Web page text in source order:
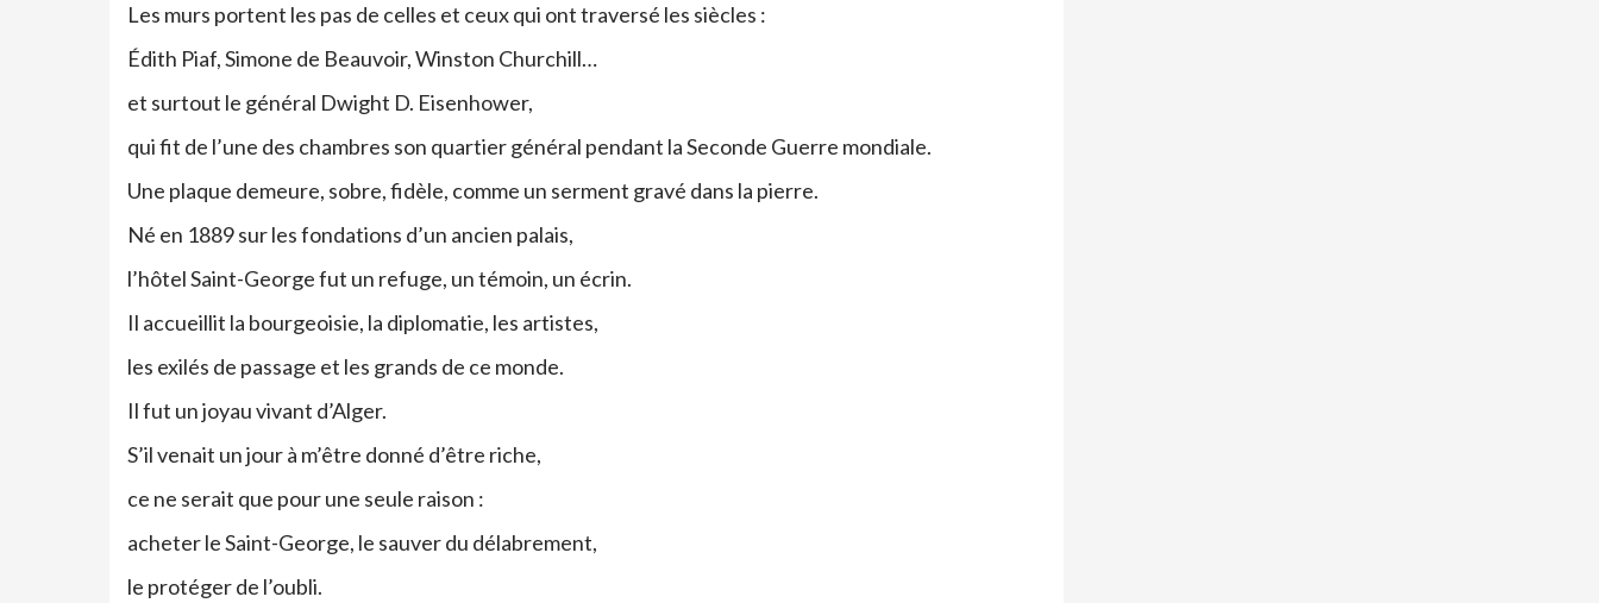
Les murs portent les pas de celles et ceux qui ont traversé les siècles :
Édith Piaf, Simone de Beauvoir, Winston Churchill…
et surtout le général Dwight D. Eisenhower,
qui fit de l’une des chambres son quartier général pendant la Seconde Guerre mondiale.
Une plaque demeure, sobre, fidèle, comme un serment gravé dans la pierre.
Né en 1889 sur les fondations d’un ancien palais,
l’hôtel Saint-George fut un refuge, un témoin, un écrin.
Il accueillit la bourgeoisie, la diplomatie, les artistes,
les exilés de passage et les grands de ce monde.
Il fut un joyau vivant d’Alger.
S’il venait un jour à m’être donné d’être riche,
ce ne serait que pour une seule raison :
acheter le Saint-George, le sauver du délabrement,
le protéger de l’oubli.